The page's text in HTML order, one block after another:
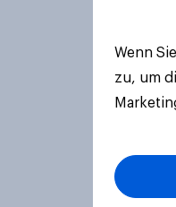
Wenn
zu, um